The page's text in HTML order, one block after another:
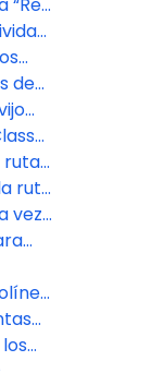
de
más
para
rutas
ruta
vez
el
San